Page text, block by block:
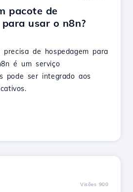
pacote de
usar o n8n?
precisa de hospedagem para
é um serviço
pode ser integrado aos
Visões 900